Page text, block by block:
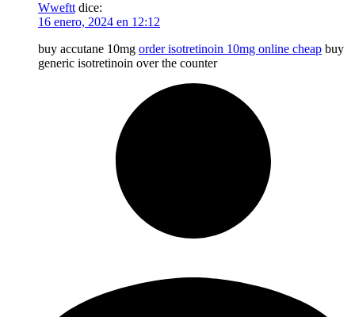
Wweftt dice:
16 enero, 2024 en 12:12
buy accutane 10mg order isotretinoin 10mg online cheap buy
generic isotretinoin over the counter